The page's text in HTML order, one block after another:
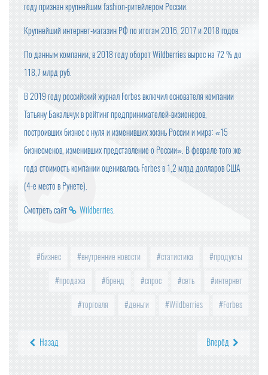
году признан крупнейшим fashion-ритейлером России.
Крупнейший интернет-магазин РФ по итогам 2016, 2017 и 2018 годов.
По данным компании, в 2018 году оборот Wildberries вырос на 72 % до
118,7 млрд руб.
В 2019 году российский журнал Forbes включил основателя компании
Татьяну Бакальчук в рейтинг предпринимателей-визионеров,
построивших бизнес с нуля и изменивших жизнь России и мира: «15
бизнесменов, изменивших представление о России». В феврале того же
года стоимость компании оценивалась Forbes в 1,2 млрд долларов США
(4-е место в Рунете).
Смотреть сайт Wildberries
бизнес внутренние новости статистика продукты
продажа бренд спрос сеть интернет
торговля деньги Wildberries Forbes
Назад Вперёд